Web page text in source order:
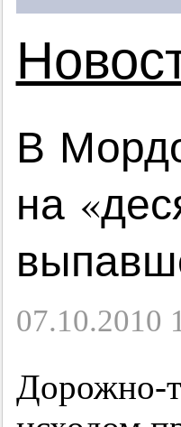
В
на
07.10.2010
Дорожно-